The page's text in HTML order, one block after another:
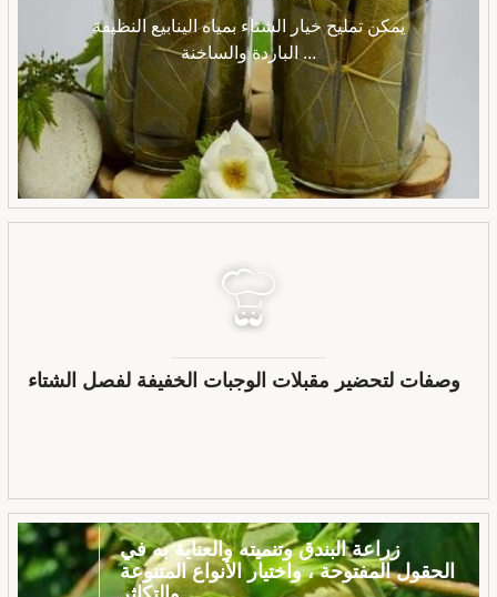
يمكن تمليح خيار الشتاء بمياه الينابيع النظيفة
الباردة والساخنة ...
وصفات لتحضير مقبلات الوجبات الخفيفة لفصل الشتاء
زراعة البندق وتنميته والعناية به في
الحقول المفتوحة ، واختيار الأنواع المتنوعة